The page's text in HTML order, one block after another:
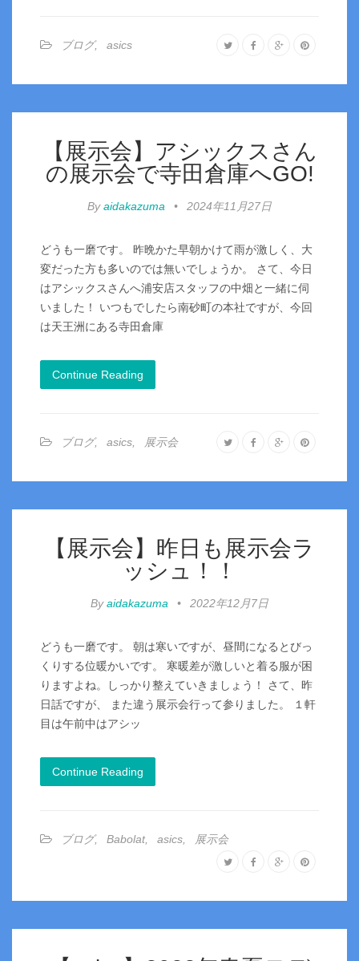
ブログ, asics
【展示会】アシックスさん
の展示会で寺田倉庫へGO!
Byaidakazuma • 2024年11月27日
どうも一磨です。 昨晩かた早朝かけて雨が激しく、大
変だった方も多いのでは無いでしょうか。 さて、今日
はアシックスさんへ浦安店スタッフの中畑と一緒に伺
いました！ いつもでしたら南砂町の本社ですが、今回
は天王洲にある寺田倉庫
Continue Reading
ブログ, asics 展示会
【展示会】昨日も展示会ラ
ッシュ！！
Byaidakazuma • 2022年12月7日
どうも一磨です。 朝は寒いですが、昼間になるとびっ
くりする位暖かいです。 寒暖差が激しいと着る服が困
りますよね。しっかり整えていきましょう！ さて、昨
日話ですが、 また違う展示会行って参りました。 １軒
目は午前中はアシッ
Continue Reading
ブログ, Babolat, asics 展示会